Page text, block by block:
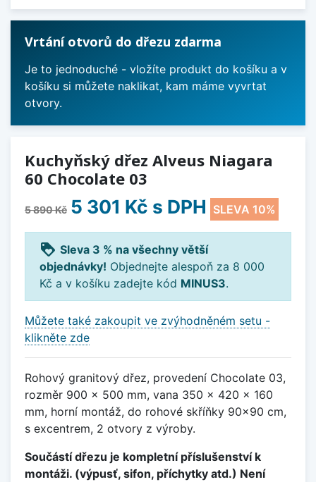
Vrtání otvorů do dřezu zdarma
Je to jednoduché - vložíte produkt do košíku a v
košíku si můžete naklikat, kam máme vyvrtat
otvory.
Kuchyňský dřez Alveus Niagara
60 Chocolate 03
5 890 Kč 5 301 Kč s DPH SLEVA 10%
loyalty Sleva 3 % na všechny větší
objednávky! Objednejte alespoň za 8 000
Kč a v košíku zadejte kód MINUS3.
Můžete také zakoupit ve zvýhodněném setu -
klikněte zde
Rohový granitový dřez, provedení Chocolate 03,
rozměr 900 x 500 mm, vana 350 x 420 x 160
mm, horní montáž, do rohové skříňky 90x90 cm,
s excentrem, 2 otvory z výroby.
Součástí dřezu je kompletní příslušenství k
montáži. (výpusť, sifon, příchytky atd.) Není